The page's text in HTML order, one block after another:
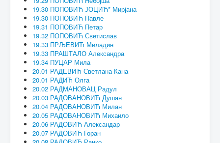
19.30 ПОПОВИЋ ЈОЦИЋ* Мирјана
19.30 ПОПОВИЋ Павле
19.31 ПОПОВИЋ Петар
19.32 ПОПОВИЋ Светислав
19.33 ПРЉЕВИЋ Миладин
19.33 ПРАШТАЛО Александра
19.34 ПУЦАР Мила
20.01 РАДЕВИЋ Светлана Кана
20.01 РАДИЋ Олга
20.02 РАДМАНОВАЦ Радул
20.03 РАДОВАНОВИЋ Душан
20.04 РАДОВАНОВИЋ Милан
20.05 РАДОВАНОВИЋ Михаило
20.06 РАДОВИЋ Александар
20.07 РАДОВИЋ Горан